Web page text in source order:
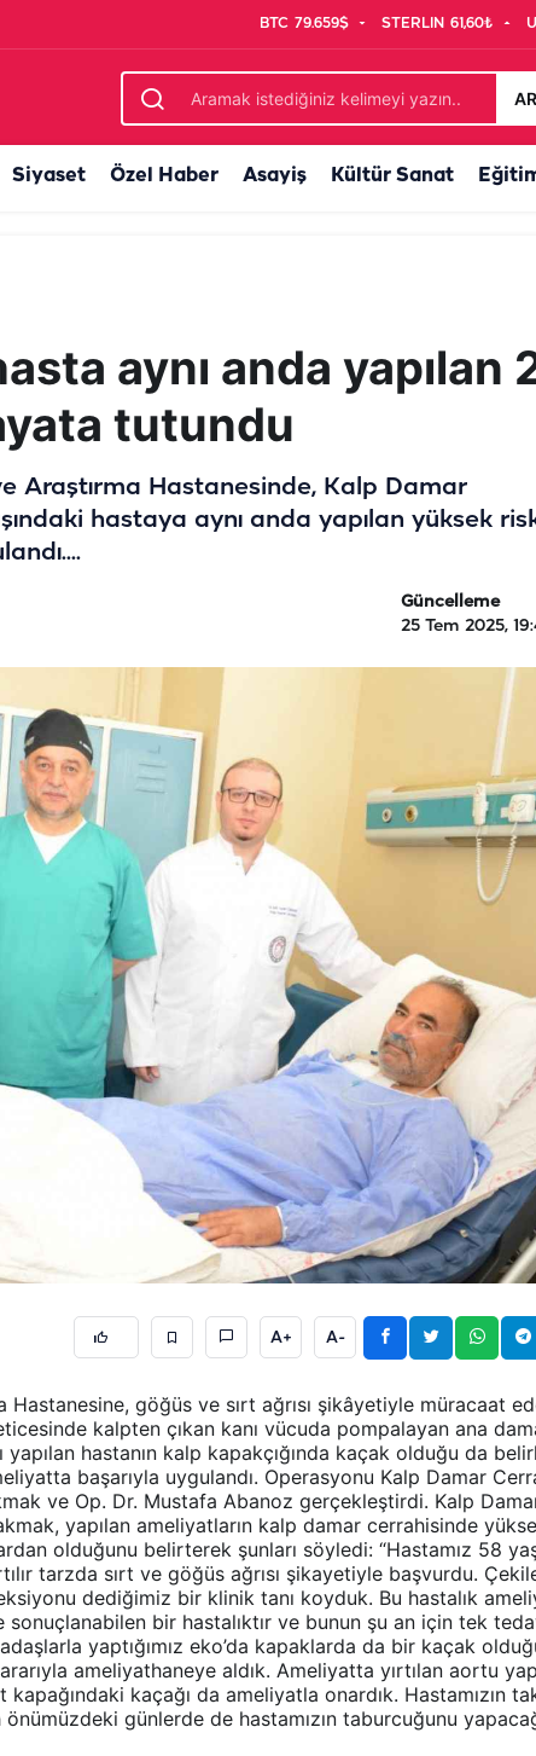
BTC 79.659$ STERLIN 61,60₺
Siyaset Özel Haber Asayiş Kültür Sanat
aynı anda yapılan
tutundu
Araştırma Hastanesinde, Kalp Damar
hastaya aynı anda yapılan yüksek
Güncelleme
25 Tem 2025,
A+ A-
göğüs ve sırt ağrısı şikâyetiyle müracaat
kalpten çıkan kanı vücuda pompalayan ana
yapılan hastanın kalp kapakçığında kaçak olduğu da
başarıyla uygulandı. Operasyonu Kalp Damar
ve Op. Dr. Mustafa Abanoz gerçekleştirdi. Kalp
yapılan ameliyatların kalp damar cerrahisinde
olduğunu belirterek şunları söyledi: “Hastamız 58
tarzda sırt ve göğüs ağrısı şikayetiyle başvurdu.
dediğimiz bir klinik tanı koyduk. Bu hastalık
bir hastalıktır ve bunun şu an için tek
yaptığımız eko’da kapaklarda da bir kaçak
ameliyathaneye aldık. Ameliyatta yırtılan aortu
kaçağı da ameliyatla onardık. Hastamızın
günlerde de hastamızın taburcuğunu